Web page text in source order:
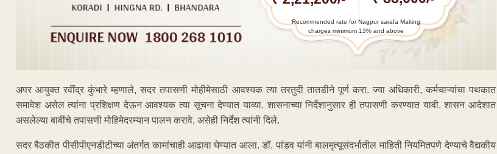
Recommended rate for Nagpur sarafa Making
charges minimum 13% and above
अपर आयुक्त रवींद्र कुंभारे म्हणाले, सदर तपासणी मोहीमेसाठी आवश्यक त्या तरतुदी तातडीने पूर्ण करा. ज्या अधिकारी, कर्मचाऱ्यांचा पथकात
समावेश असेल त्यांना प्रशिक्षण देऊन आवश्यक त्या सूचना देण्यात याव्या. शासनाच्या निर्देशानुसार ही तपासणी करण्यात यावी. शासन आदेशात
असलेल्या बाबींचे तपासणी मोहिमेदरम्यान पालन करावे, असेही निर्देश त्यांनी दिले.
सदर बैठकीत पीसीपीएनडीटीच्या अंतर्गत कामांचाही आढावा घेण्यात आला. डॉ. पांडव यांनी बालमृत्यूसंदर्भातील माहिती नियमितपणे देण्याचे वैद्यकीय